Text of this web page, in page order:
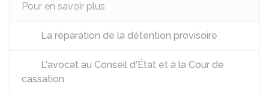
Pour en savoir plus
La réparation de la détention provisoire
L'avocat au Conseil d'État et à la Cour de
cassation